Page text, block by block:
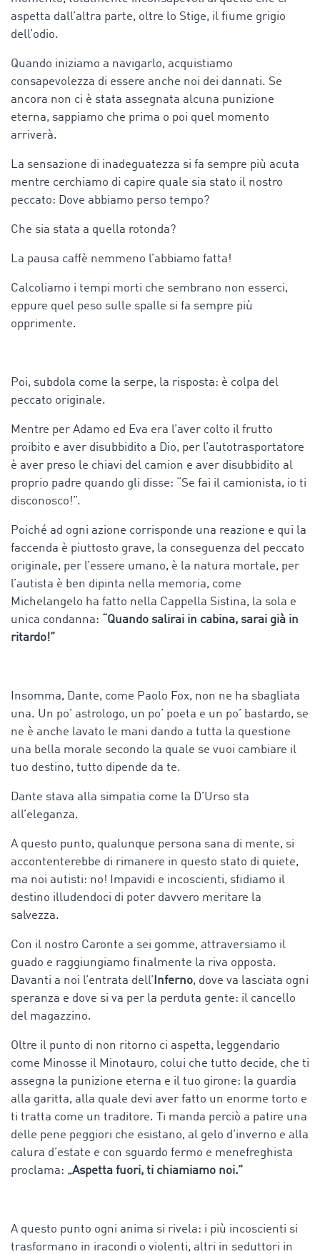
aspetta dall’altra parte, oltre lo Stige, il fiume grigio
dell’odio.
Quando iniziamo a navigarlo, acquistiamo
consapevolezza di essere anche noi dei dannati. Se
ancora non ci è stata assegnata alcuna punizione
eterna, sappiamo che prima o poi quel momento
arriverà.
La sensazione di inadeguatezza si fa sempre più acuta
mentre cerchiamo di capire quale sia stato il nostro
peccato: Dove abbiamo perso tempo?
Che sia stata a quella rotonda?
La pausa caffè nemmeno l’abbiamo fatta!
Calcoliamo i tempi morti che sembrano non esserci,
eppure quel peso sulle spalle si fa sempre più
opprimente.
Poi, subdola come la serpe, la risposta: è colpa del
peccato originale.
Mentre per Adamo ed Eva era l’aver colto il frutto
proibito e aver disubbidito a Dio, per l’autotrasportatore
è aver preso le chiavi del camion e aver disubbidito al
proprio padre quando gli disse: “Se fai il camionista, io ti
disconosco!”.
Poiché ad ogni azione corrisponde una reazione e qui la
faccenda è piuttosto grave, la conseguenza del peccato
originale, per l’essere umano, è la natura mortale, per
l’autista è ben dipinta nella memoria, come
Michelangelo ha fatto nella Cappella Sistina, la sola e
unica condanna:
“Quando salirai in cabina, sarai già in
ritardo!”
Insomma, Dante, come Paolo Fox, non ne ha sbagliata
una. Un po’ astrologo, un po’ poeta e un po’ bastardo, se
ne è anche lavato le mani dando a tutta la questione
una bella morale secondo la quale se vuoi cambiare il
tuo destino, tutto dipende da te.
Dante stava alla simpatia come la D’Urso sta
all’eleganza.
A questo punto, qualunque persona sana di mente, si
accontenterebbe di rimanere in questo stato di quiete,
ma noi autisti: no! Impavidi e incoscienti, sfidiamo il
destino illudendoci di poter davvero meritare la
salvezza.
Con il nostro Caronte a sei gomme, attraversiamo il
guado e raggiungiamo finalmente la riva opposta.
Davanti a noi l’entrata dell’ Inferno, dove va lasciata ogni
speranza e dove si va per la perduta gente: il cancello
del magazzino.
Oltre il punto di non ritorno ci aspetta, leggendario
come Minosse il Minotauro, colui che tutto decide, che ti
assegna la punizione eterna e il tuo girone: la guardia
alla garitta, alla quale devi aver fatto un enorme torto e
ti tratta come un traditore. Ti manda perciò a patire una
delle pene peggiori che esistano, al gelo d’inverno e alla
calura d’estate e con sguardo fermo e menefreghista
proclama: „Aspetta fuori, ti chiamiamo noi.”
A questo punto ogni anima si rivela: i più incoscienti si
trasformano in iracondi o violenti, altri in seduttori in